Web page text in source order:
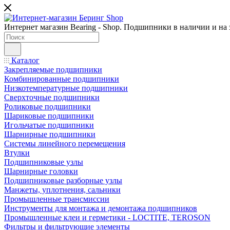
Интернет магазин Bearing - Shop. Подшипники в наличии и на
Каталог
Закрепляемые подшипники
Комбинированные подшипники
Низкотемпературные подшипники
Сверхточные подшипники
Роликовые подшипники
Шариковые подшипники
Игольчатые подшипники
Шарнирные подшипники
Системы линейного перемещения
Втулки
Подшипниковые узлы
Шарнирные головки
Подшипниковые разборные узлы
Манжеты, уплотнения, сальники
Промышленные трансмиссии
Инструменты для монтажа и демонтажа подшипников
Промышленные клеи и герметики - LOCTITE, TEROSON
Фильтры и фильтрующие элементы